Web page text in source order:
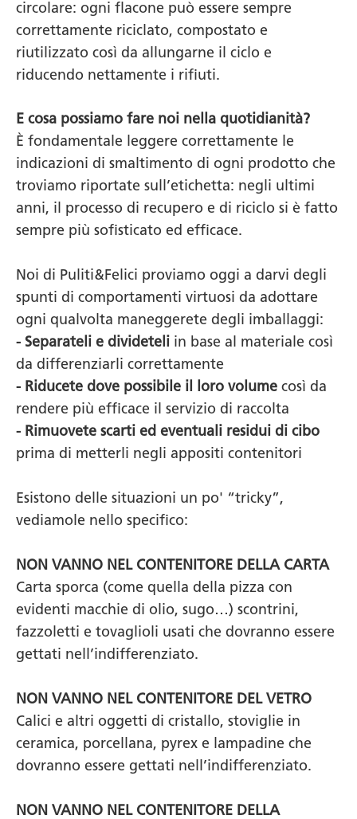
circolare: ogni flacone può essere sempre
correttamente riciclato, compostato e
riutilizzato così da allungarne il ciclo e
riducendo nettamente i rifiuti.
E cosa possiamo fare noi nella quotidianità?
È fondamentale leggere correttamente le
indicazioni di smaltimento di ogni prodotto che
troviamo riportate sull’etichetta: negli ultimi
anni, il processo di recupero e di riciclo si è fatto
sempre più sofisticato ed efficace.
Noi di Puliti&Felici proviamo oggi a darvi degli
spunti di comportamenti virtuosi da adottare
ogni qualvolta maneggerete degli imballaggi:
- Separateli e divideteli in base al materiale così
da differenziarli correttamente
- Riducete dove possibile il loro volume così da
rendere più efficace il servizio di raccolta
- Rimuovete scarti ed eventuali residui di cibo
prima di metterli negli appositi contenitori
Esistono delle situazioni un po' “tricky”,
vediamole nello specifico:
NON VANNO NEL CONTENITORE DELLA CARTA
Carta sporca (come quella della pizza con
evidenti macchie di olio, sugo…) scontrini,
fazzoletti e tovaglioli usati che dovranno essere
gettati nell’indifferenziato.
NON VANNO NEL CONTENITORE DEL VETRO
Calici e altri oggetti di cristallo, stoviglie in
ceramica, porcellana, pyrex e lampadine che
dovranno essere gettati nell’indifferenziato.
NON VANNO NEL CONTENITORE DELLA